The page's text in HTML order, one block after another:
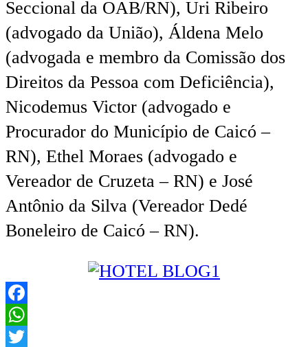
Seccional da OAB/RN), Uri Ribeiro
(advogado da União), Áldena Melo
(advogada e membro da Comissão dos
Direitos da Pessoa com Deficiência),
Nicodemus Victor (advogado e
Procurador do Município de Caicó –
RN), Ethel Moraes (advogado e
Vereador de Cruzeta – RN) e José
Antônio da Silva (Vereador Dedé
Boneleiro de Caicó – RN).
Facebook
WhatsApp